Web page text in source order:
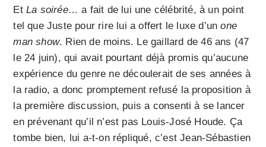
EtLa soirée… a fait de lui une célébrité, à un point
tel que Juste pour rire lui a offert le luxe d’unone
man show. Rien de moins. Le gaillard de 46 ans (47
le 24 juin), qui avait pourtant déjà promis qu’aucune
expérience du genre ne découlerait de ses années à
la radio, a donc promptement refusé la proposition à
la première discussion, puis a consenti à se lancer
en prévenant qu’il n’est pas Louis-José Houde. Ça
tombe bien, lui a-t-on répliqué, c’est Jean-Sébastien